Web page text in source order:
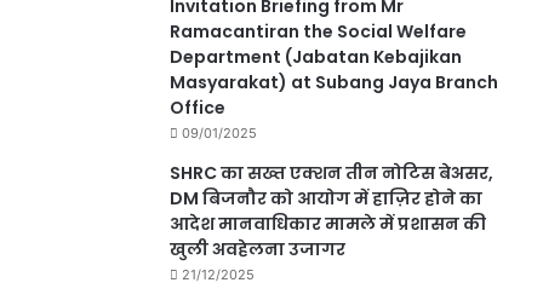
Invitation Briefing from Mr
Ramacantiran the Social Welfare
Department (Jabatan Kebajikan
Masyarakat) at Subang Jaya Branch
Office
09/01/2025
SHRC का सख्त एक्शन तीन नोटिस बेअसर,
DM बिजनौर को आयोग में हाज़िर होने का
आदेश मानवाधिकार मामले में प्रशासन की
खुली अवहेलना उजागर
21/12/2025